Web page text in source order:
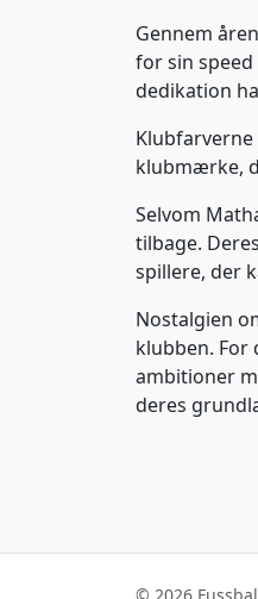
Gennem
for sin
dedikation
klubmærke,
Selvom
tilbage.
spillere, der
Nostalgien
klubben. For
ambitioner
deres